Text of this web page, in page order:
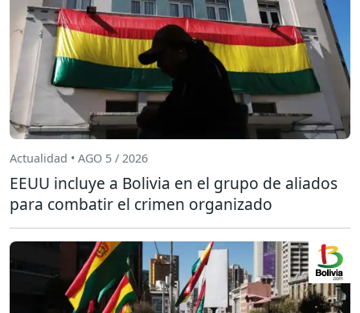
Actualidad • AGO 5 / 2026
EEUU incluye a Bolivia en el grupo de aliados
para combatir el crimen organizado